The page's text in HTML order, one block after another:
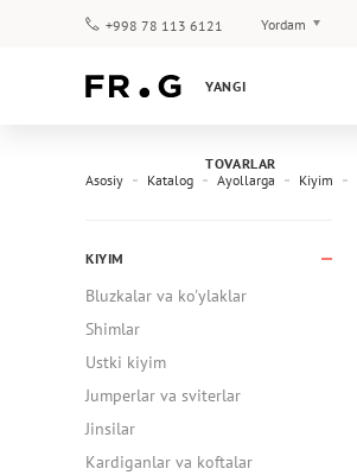
+998 78 113 6121 Yordam
Kafolat
YANGI
TOVARLAR
Asosiy Katalog Ayollarga Kiyim
KIYIM
Bluzkalar va ko'ylaklar
Shimlar
Ustki kiyim
Jumperlar va sviterlar
Jinsilar
Kardiganlar va koftalar